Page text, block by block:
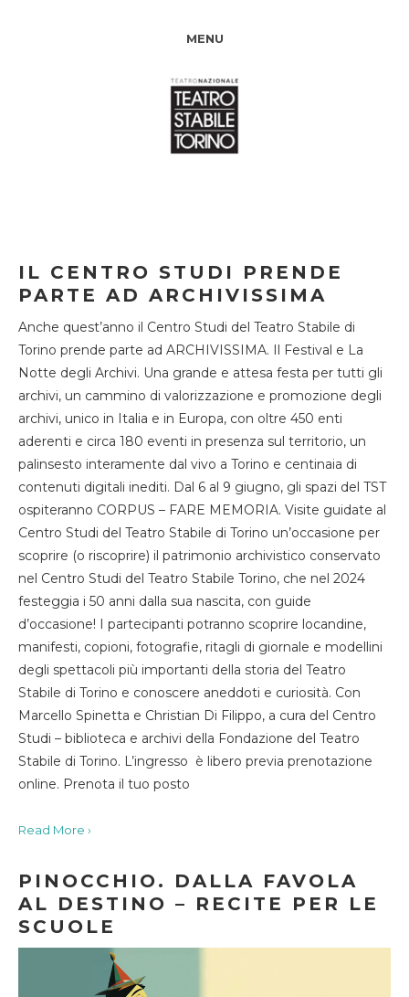
MENU
IL CENTRO STUDI PRENDE
PARTE AD ARCHIVISSIMA
Anche quest’anno il Centro Studi del Teatro Stabile di
Torino prende parte ad ARCHIVISSIMA. Il Festival e La
Notte degli Archivi. Una grande e attesa festa per tutti gli
archivi, un cammino di valorizzazione e promozione degli
archivi, unico in Italia e in Europa, con oltre 450 enti
aderenti e circa 180 eventi in presenza sul territorio, un
palinsesto interamente dal vivo a Torino e centinaia di
contenuti digitali inediti. Dal 6 al 9 giugno, gli spazi del TST
ospiteranno CORPUS – FARE MEMORIA. Visite guidate al
Centro Studi del Teatro Stabile di Torino un’occasione per
scoprire (o riscoprire) il patrimonio archivistico conservato
nel Centro Studi del Teatro Stabile Torino, che nel 2024
festeggia i 50 anni dalla sua nascita, con guide
d’occasione! I partecipanti potranno scoprire locandine,
manifesti, copioni, fotografie, ritagli di giornale e modellini
degli spettacoli più importanti della storia del Teatro
Stabile di Torino e conoscere aneddoti e curiosità. Con
Marcello Spinetta e Christian Di Filippo, a cura del Centro
Studi – biblioteca e archivi della Fondazione del Teatro
Stabile di Torino. L’ingresso è libero previa prenotazione
online. Prenota il tuo posto
Read More ›
PINOCCHIO. DALLA FAVOLA
AL DESTINO – RECITE PER LE
SCUOLE